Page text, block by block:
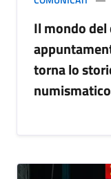
Il mondo
torna lo
numismatico